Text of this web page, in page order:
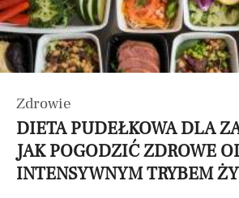
Zdrowie
DIETA PUDEŁKOWA DLA
JAK POGODZIĆ ZDROWE
INTENSYWNYM TRYBEM